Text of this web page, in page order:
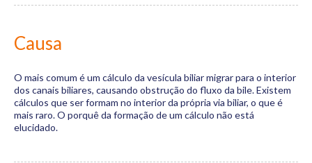
Causa
O mais comum é um cálculo da vesícula biliar migrar para o interior
dos canais biliares, causando obstrução do fluxo da bile. Existem
cálculos que ser formam no interior da própria via biliar, o que é
mais raro. O porquê da formação de um cálculo não está
elucidado.